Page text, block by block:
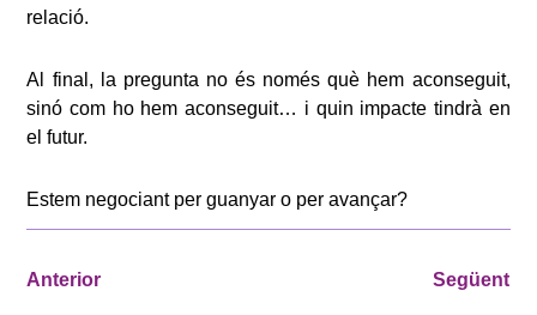
relació.
Al final, la pregunta no és només què hem aconseguit,
sinó com ho hem aconseguit… i quin impacte tindrà en
el futur.
Estem negociant per guanyar o per avançar?
Anterior Següent